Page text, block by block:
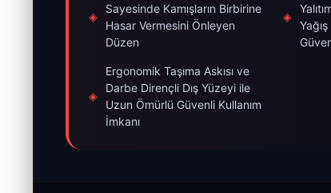
◈
Sayesinde Kamışların Birbirine
Hasar Vermesini Önleyen
Düzen
◈
◈
Ergonomik Taşıma Askısı ve
Darbe Dirençli Dış Yüzeyi ile
Uzun Ömürlü Güvenli Kullanım
İmkanı